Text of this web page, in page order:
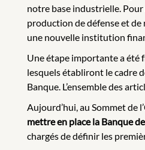
notre base industrielle. Pour
production de défense et de
une nouvelle institution
Une étape importante a été
lesquels établiront le cadre
Banque. L’ensemble des
Aujourd’hui, au Sommet de
mettre en place la Banque
chargés de définir les